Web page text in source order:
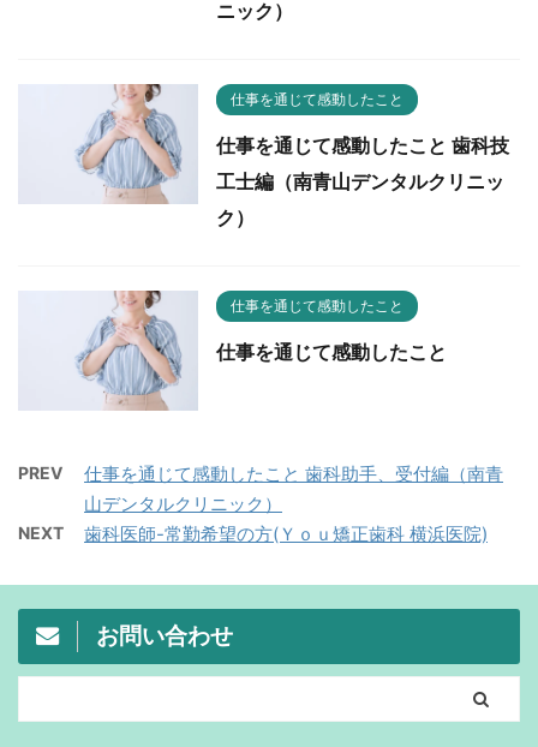
ニック）
仕事を通じて感動したこと
仕事を通じて感動したこと 歯科技
工士編（南青山デンタルクリニッ
ク）
仕事を通じて感動したこと
仕事を通じて感動したこと
PREV
仕事を通じて感動したこと 歯科助手、受付編（南青
山デンタルクリニック）
NEXT 歯科医師-常勤希望の方(Ｙｏｕ矯正歯科 横浜医院)
お問い合わせ